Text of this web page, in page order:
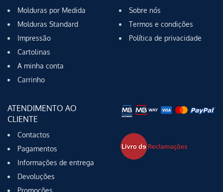
Molduras por Medida
Molduras Standard
Impressão
Cartolinas
A minha conta
Carrinho
Sobre nós
Termos e condições
Política de privacidade
ATENDIMENTO AO
CLIENTE
Contactos
Pagamentos
Informações de entrega
Devoluções
Promoções